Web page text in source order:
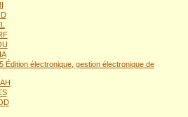
Édition électronique, gestion électronique de